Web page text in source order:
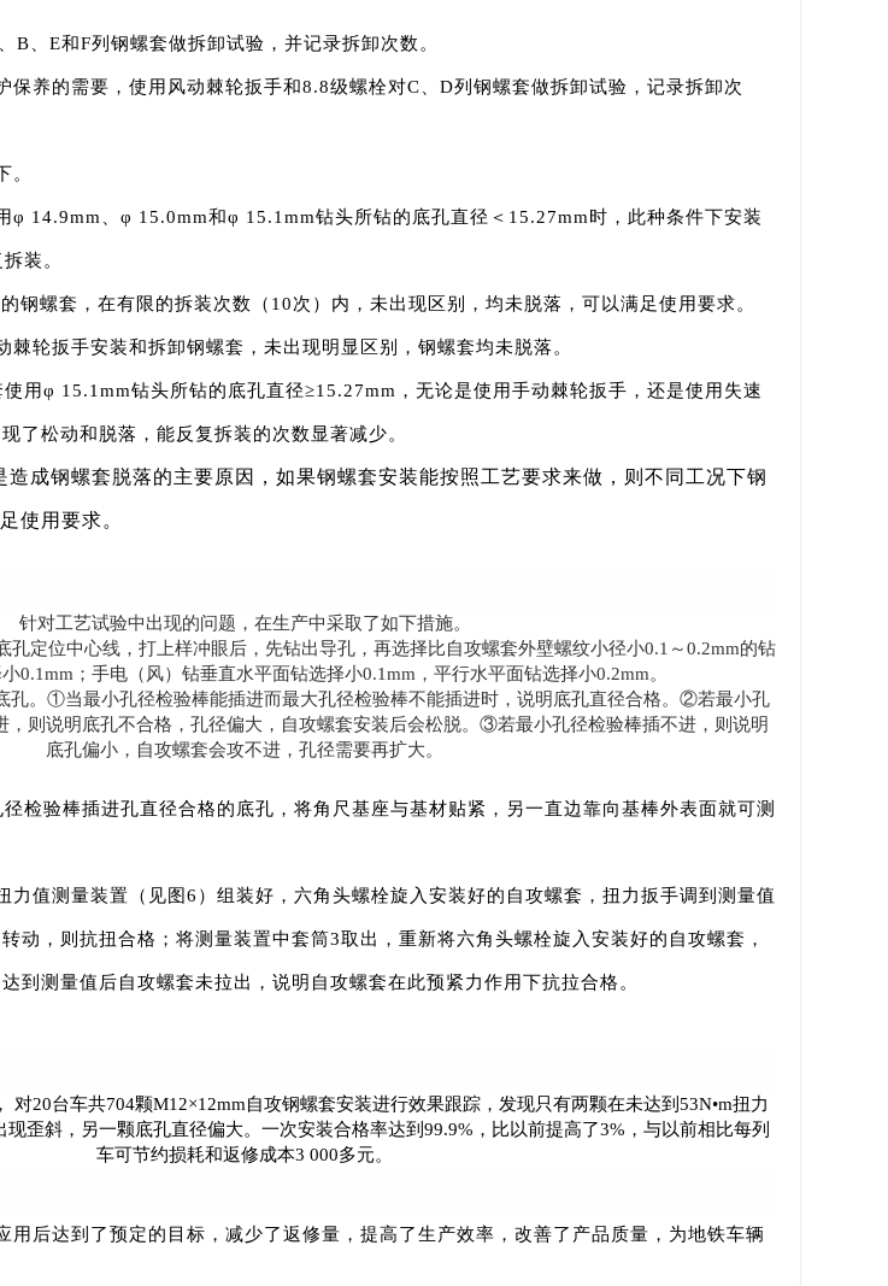
B、E和F列钢螺套做拆卸试验，并记录拆卸次数。
保养的需要，使用风动棘轮扳手和8.8级螺栓对C、D列钢螺套做拆卸试验，记录拆卸次
。
φ 14.9mm、φ 15.0mm和φ 15.1mm钻头所钻的底孔直径＜15.27mm时，此种条件下安装
装。
钢螺套，在有限的拆装次数（10次）内，未出现区别，均未脱落，可以满足使用要求。
棘轮扳手安装和拆卸钢螺套，未出现明显区别，钢螺套均未脱落。
用φ 15.1mm钻头所钻的底孔直径≥15.27mm，无论是使用手动棘轮扳手，还是使用失速
了松动和脱落，能反复拆装的次数显著减少。
造成钢螺套脱落的主要原因，如果钢螺套安装能按照工艺要求来做，则不同工况下钢
使用要求。
针对工艺试验中出现的问题，在生产中采取了如下措施。
孔定位中心线，打上样冲眼后，先钻出导孔，再选择比自攻螺套外壁螺纹小径小0.1～0.2mm的钻
0.1mm；手电（风）钻垂直水平面钻选择小0.1mm，平行水平面钻选择小0.2mm。
孔。①当最小孔径检验棒能插进而最大孔径检验棒不能插进时，说明底孔直径合格。②若最小孔
，则说明底孔不合格，孔径偏大，自攻螺套安装后会松脱。③若最小孔径检验棒插不进，则说明
底孔偏小，自攻螺套会攻不进，孔径需要再扩大。
检验棒插进孔直径合格的底孔，将角尺基座与基材贴紧，另一直边靠向基棒外表面就可测
力值测量装置（见图6）组装好，六角头螺栓旋入安装好的自攻螺套，扭力扳手调到测量值
动，则抗扭合格；将测量装置中套筒3取出，重新将六角头螺栓旋入安装好的自攻螺套，
到测量值后自攻螺套未拉出，说明自攻螺套在此预紧力作用下抗拉合格。
对20台车共704颗M12×12mm自攻钢螺套安装进行效果跟踪，发现只有两颗在未达到53N•m扭力
歪斜，另一颗底孔直径偏大。一次安装合格率达到99.9%，比以前提高了3%，与以前相比每列
车可节约损耗和返修成本3 000多元。
用后达到了预定的目标，减少了返修量，提高了生产效率，改善了产品质量，为地铁车辆